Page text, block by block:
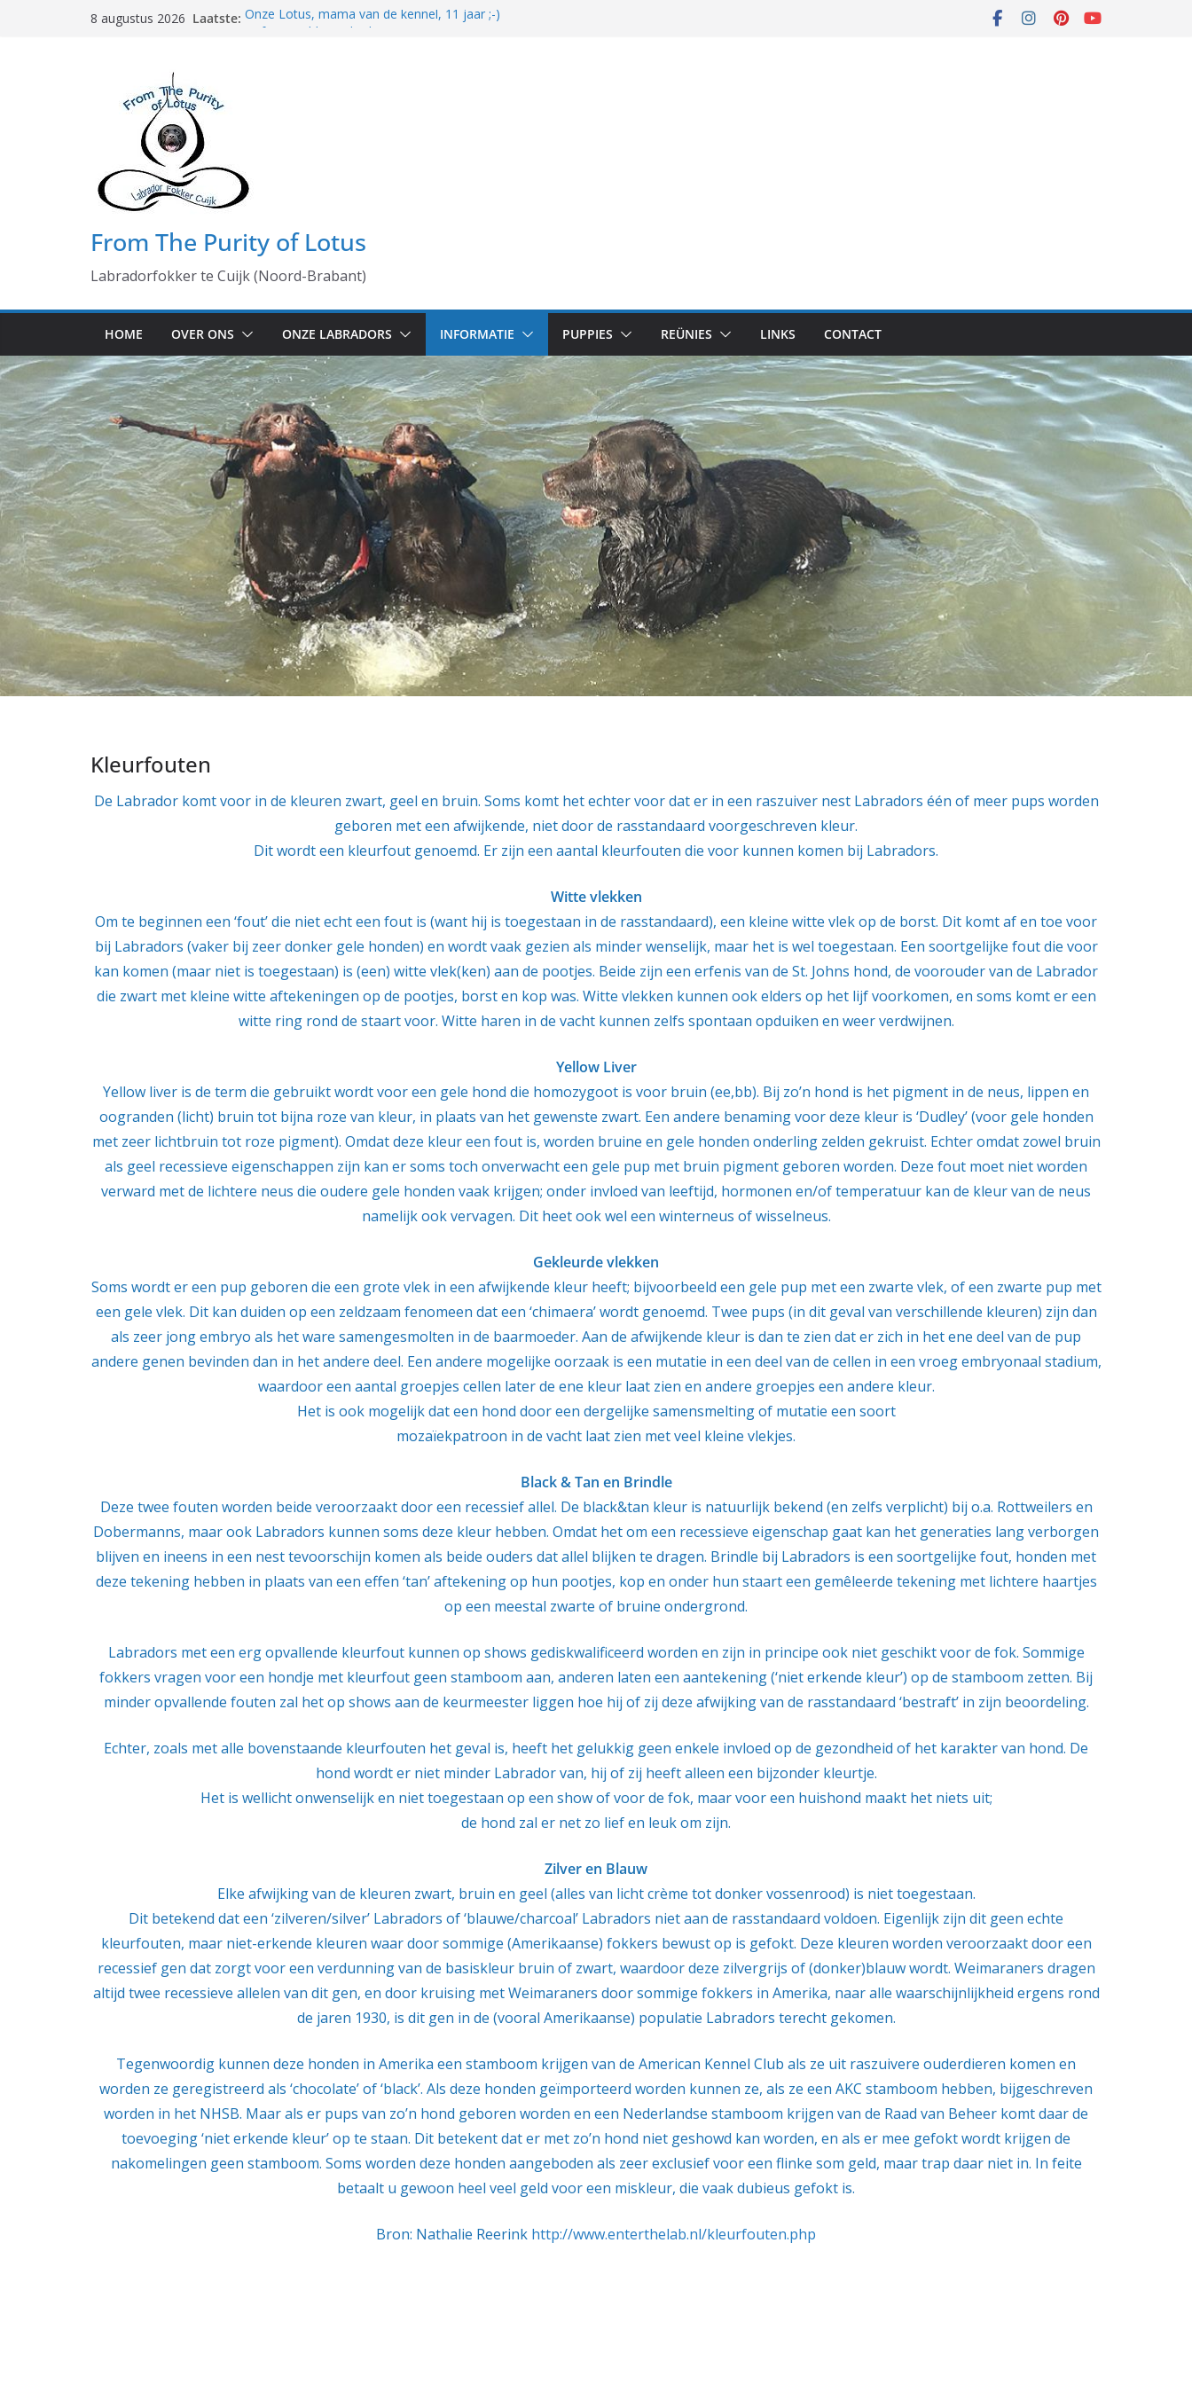
8 augustus 2026 Laatste: Onze Lotus, mama van de kennel, 11 jaar ;-)
From The Purity of Lotus
Labradorfokker te Cuijk (Noord-Brabant)
HOME OVER ONS ONZE LABRADORS INFORMATIE PUPPIES REÜNIES LINKS CONTACT
Kleurfouten
De Labrador komt voor in de kleuren zwart, geel en bruin. Soms komt het echter voor dat er in een raszuiver nest Labradors één of meer pups worden
geboren met een afwijkende, niet door de rasstandaard voorgeschreven kleur.
Dit wordt een kleurfout genoemd. Er zijn een aantal kleurfouten die voor kunnen komen bij Labradors.
Witte vlekken
Om te beginnen een ‘fout’ die niet echt een fout is (want hij is toegestaan in de rasstandaard), een kleine witte vlek op de borst. Dit komt af en toe voor
bij Labradors (vaker bij zeer donker gele honden) en wordt vaak gezien als minder wenselijk, maar het is wel toegestaan. Een soortgelijke fout die voor
kan komen (maar niet is toegestaan) is (een) witte vlek(ken) aan de pootjes. Beide zijn een erfenis van de St. Johns hond, de voorouder van de Labrador
die zwart met kleine witte aftekeningen op de pootjes, borst en kop was. Witte vlekken kunnen ook elders op het lijf voorkomen, en soms komt er een
witte ring rond de staart voor. Witte haren in de vacht kunnen zelfs spontaan opduiken en weer verdwijnen.
Yellow Liver
Yellow liver is de term die gebruikt wordt voor een gele hond die homozygoot is voor bruin (ee,bb). Bij zo’n hond is het pigment in de neus, lippen en
oogranden (licht) bruin tot bijna roze van kleur, in plaats van het gewenste zwart. Een andere benaming voor deze kleur is ‘Dudley’ (voor gele honden
met zeer lichtbruin tot roze pigment). Omdat deze kleur een fout is, worden bruine en gele honden onderling zelden gekruist. Echter omdat zowel bruin
als geel recessieve eigenschappen zijn kan er soms toch onverwacht een gele pup met bruin pigment geboren worden. Deze fout moet niet worden
verward met de lichtere neus die oudere gele honden vaak krijgen; onder invloed van leeftijd, hormonen en/of temperatuur kan de kleur van de neus
namelijk ook vervagen. Dit heet ook wel een winterneus of wisselneus.
Gekleurde vlekken
Soms wordt er een pup geboren die een grote vlek in een afwijkende kleur heeft; bijvoorbeeld een gele pup met een zwarte vlek, of een zwarte pup met
een gele vlek. Dit kan duiden op een zeldzaam fenomeen dat een ‘chimaera’ wordt genoemd. Twee pups (in dit geval van verschillende kleuren) zijn dan
als zeer jong embryo als het ware samengesmolten in de baarmoeder. Aan de afwijkende kleur is dan te zien dat er zich in het ene deel van de pup
andere genen bevinden dan in het andere deel. Een andere mogelijke oorzaak is een mutatie in een deel van de cellen in een vroeg embryonaal stadium,
waardoor een aantal groepjes cellen later de ene kleur laat zien en andere groepjes een andere kleur.
Het is ook mogelijk dat een hond door een dergelijke samensmelting of mutatie een soort
mozaïekpatroon in de vacht laat zien met veel kleine vlekjes.
Black & Tan en Brindle
Deze twee fouten worden beide veroorzaakt door een recessief allel. De black&tan kleur is natuurlijk bekend (en zelfs verplicht) bij o.a. Rottweilers en
Dobermanns, maar ook Labradors kunnen soms deze kleur hebben. Omdat het om een recessieve eigenschap gaat kan het generaties lang verborgen
blijven en ineens in een nest tevoorschijn komen als beide ouders dat allel blijken te dragen. Brindle bij Labradors is een soortgelijke fout, honden met
deze tekening hebben in plaats van een effen ‘tan’ aftekening op hun pootjes, kop en onder hun staart een gemêleerde tekening met lichtere haartjes
op een meestal zwarte of bruine ondergrond.
Labradors met een erg opvallende kleurfout kunnen op shows gediskwalificeerd worden en zijn in principe ook niet geschikt voor de fok. Sommige
fokkers vragen voor een hondje met kleurfout geen stamboom aan, anderen laten een aantekening (‘niet erkende kleur’) op de stamboom zetten. Bij
minder opvallende fouten zal het op shows aan de keurmeester liggen hoe hij of zij deze afwijking van de rasstandaard ‘bestraft’ in zijn beoordeling.
Echter, zoals met alle bovenstaande kleurfouten het geval is, heeft het gelukkig geen enkele invloed op de gezondheid of het karakter van hond. De
hond wordt er niet minder Labrador van, hij of zij heeft alleen een bijzonder kleurtje.
Het is wellicht onwenselijk en niet toegestaan op een show of voor de fok, maar voor een huishond maakt het niets uit;
de hond zal er net zo lief en leuk om zijn.
Zilver en Blauw
Elke afwijking van de kleuren zwart, bruin en geel (alles van licht crème tot donker vossenrood) is niet toegestaan.
Dit betekend dat een ‘zilveren/silver’ Labradors of ‘blauwe/charcoal’ Labradors niet aan de rasstandaard voldoen. Eigenlijk zijn dit geen echte
kleurfouten, maar niet-erkende kleuren waar door sommige (Amerikaanse) fokkers bewust op is gefokt. Deze kleuren worden veroorzaakt door een
recessief gen dat zorgt voor een verdunning van de basiskleur bruin of zwart, waardoor deze zilvergrijs of (donker)blauw wordt. Weimaraners dragen
altijd twee recessieve allelen van dit gen, en door kruising met Weimaraners door sommige fokkers in Amerika, naar alle waarschijnlijkheid ergens rond
de jaren 1930, is dit gen in de (vooral Amerikaanse) populatie Labradors terecht gekomen.
Tegenwoordig kunnen deze honden in Amerika een stamboom krijgen van de American Kennel Club als ze uit raszuivere ouderdieren komen en
worden ze geregistreerd als ‘chocolate’ of ‘black’. Als deze honden geïmporteerd worden kunnen ze, als ze een AKC stamboom hebben, bijgeschreven
worden in het NHSB. Maar als er pups van zo’n hond geboren worden en een Nederlandse stamboom krijgen van de Raad van Beheer komt daar de
toevoeging ‘niet erkende kleur’ op te staan. Dit betekent dat er met zo’n hond niet geshowd kan worden, en als er mee gefokt wordt krijgen de
nakomelingen geen stamboom. Soms worden deze honden aangeboden als zeer exclusief voor een flinke som geld, maar trap daar niet in. In feite
betaalt u gewoon heel veel geld voor een miskleur, die vaak dubieus gefokt is.
Bron: Nathalie Reerink http://www.enterthelab.nl/kleurfouten.php